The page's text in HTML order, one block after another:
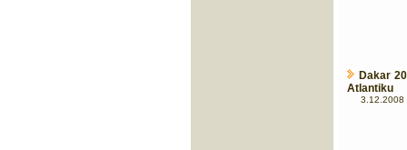
Dakar
Atlantiku
3.12.2008